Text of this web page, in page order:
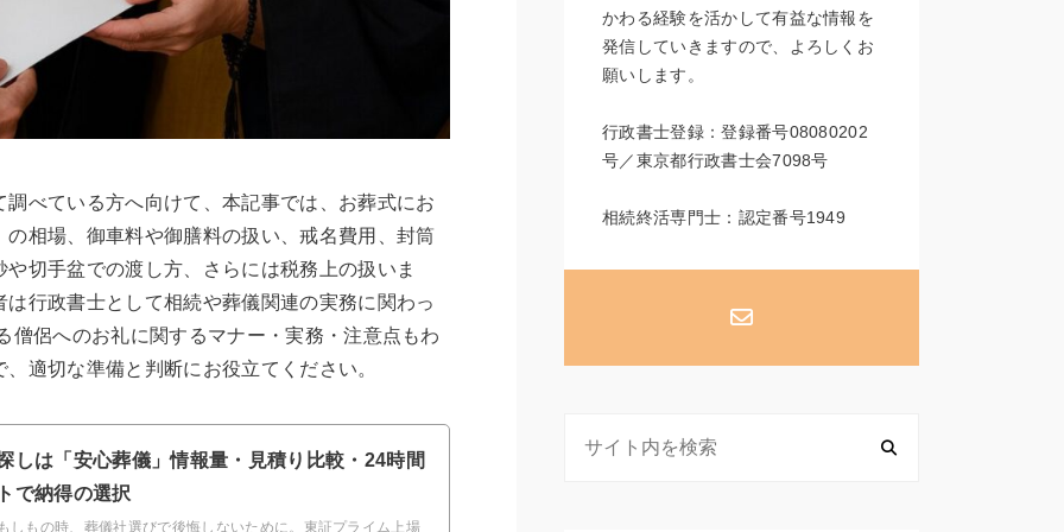
べている方へ向けて、本記事では、お葬式にお
相場、御車料や御膳料の扱い、戒名費用、封筒
切手盆での渡し方、さらには税務上の扱いま
行政書士として相続や葬儀関連の実務に関わっ
僧侶へのお礼に関するマナー・実務・注意点もわ
適切な準備と判断にお役立てください。
しは「安心葬儀」情報量・見積り比較・24時間
で納得の選択
しもの時、葬儀社選びで後悔しないために。東証プライム上場
かわる経験を活かして有益な情報を
発信していきますので、よろしくお
願いします。
行政書士登録：登録番号08080202
号／東京都行政書士会7098号
相続終活専門士：認定番号1949